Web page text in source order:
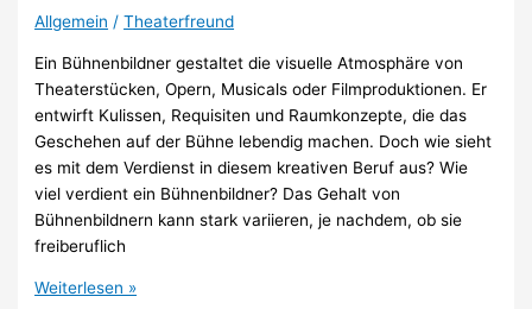
sich
Allgemein /Theaterfreund
Ein Bühnenbildner gestaltet die visuelle Atmosphäre von
Theaterstücken, Opern, Musicals oder Filmproduktionen. Er
entwirft Kulissen, Requisiten und Raumkonzepte, die das
Geschehen auf der Bühne lebendig machen. Doch wie sieht
es mit dem Verdienst in diesem kreativen Beruf aus? Wie
viel verdient ein Bühnenbildner? Das Gehalt von
Bühnenbildnern kann stark variieren, je nachdem, ob sie
freiberuflich
Bühnenbildner:
Weiterlesen »